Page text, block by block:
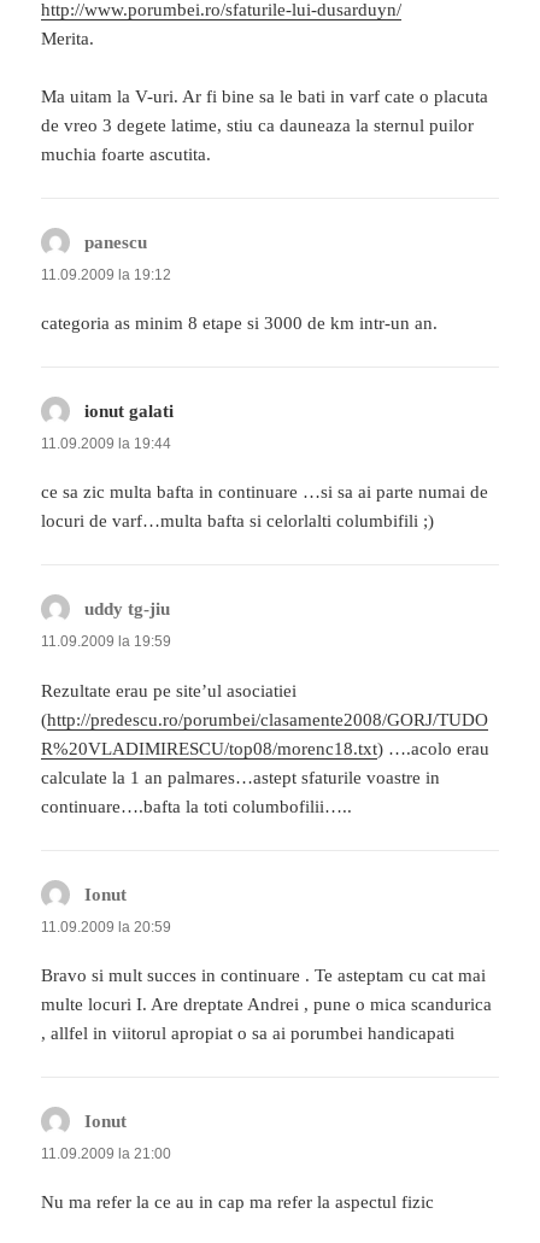
http://www.porumbei.ro/sfaturile-lui-dusarduyn/
Merita.
Ma uitam la V-uri. Ar fi bine sa le bati in varf cate o placuta
de vreo 3 degete latime, stiu ca dauneaza la sternul puilor
muchia foarte ascutita.
panescu
11.09.2009 la 19:12
categoria as minim 8 etape si 3000 de km intr-un an.
ionut galati
11.09.2009 la 19:44
ce sa zic multa bafta in continuare …si sa ai parte numai de
locuri de varf…multa bafta si celorlalti columbifili ;)
uddy tg-jiu
11.09.2009 la 19:59
Rezultate erau pe site’ul asociatiei
(http://predescu.ro/porumbei/clasamente2008/GORJ/TUDO
R%20VLADIMIRESCU/top08/morenc18.txt) ….acolo erau
calculate la 1 an palmares…astept sfaturile voastre in
continuare….bafta la toti columbofilii…..
Ionut
11.09.2009 la 20:59
Bravo si mult succes in continuare . Te asteptam cu cat mai
multe locuri I. Are dreptate Andrei , pune o mica scandurica
, allfel in viitorul apropiat o sa ai porumbei handicapati
Ionut
11.09.2009 la 21:00
Nu ma refer la ce au in cap ma refer la aspectul fizic